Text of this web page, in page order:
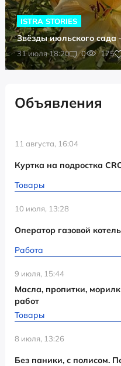
31 июля 18:20 0 175
ISTRA STORIES
Звёзды июльского
Объявления
11 августа, 16:04
Куртка на подростка
Товары
10 июля, 13:28
Оператор газовой
Работа
9 июля, 15:44
Масла, пропитки,
работ
Товары
8 июля, 13:26
Без паники, с полисом.